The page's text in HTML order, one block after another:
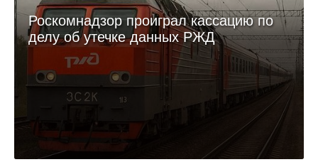
Роскомнадзор проиграл кассацию по
делу об утечке данных РЖД